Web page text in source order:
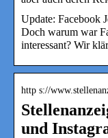
Update: Facebook
Doch warum war
interessant? Wir
http s://
und